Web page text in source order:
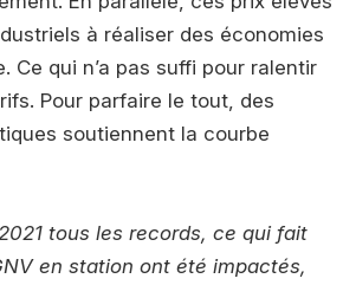
à réaliser des économies
Ce qui n’a pas suffi pour ralentir
Pour parfaire le tout, des
soutiennent la courbe
tous les records, ce qui fait
en station ont été impactés,